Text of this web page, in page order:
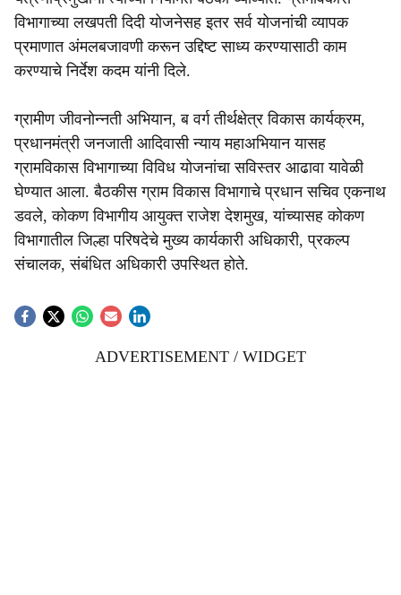
विभागाच्या लखपती दिदी योजनेसह इतर सर्व योजनांची व्यापक
प्रमाणात अंमलबजावणी करून उद्दिष्ट साध्य करण्यासाठी काम
करण्याचे निर्देश कदम यांनी दिले.
ग्रामीण जीवनोन्नती अभियान, ब वर्ग तीर्थक्षेत्र विकास कार्यक्रम,
प्रधानमंत्री जनजाती आदिवासी न्याय महाअभियान यासह
ग्रामविकास विभागाच्या विविध योजनांचा सविस्तर आढावा यावेळी
घेण्यात आला. बैठकीस ग्राम विकास विभागाचे प्रधान सचिव एकनाथ
डवले, कोकण विभागीय आयुक्त राजेश देशमुख, यांच्यासह कोकण
विभागातील जिल्हा परिषदेचे मुख्य कार्यकारी अधिकारी, प्रकल्प
संचालक, संबंधित अधिकारी उपस्थित होते.
ADVERTISEMENT / WIDGET